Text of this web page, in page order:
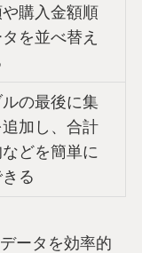
や購入金額順
を並べ替え
の最後に集
加し、合計
どを簡単に
る
ータを効率的